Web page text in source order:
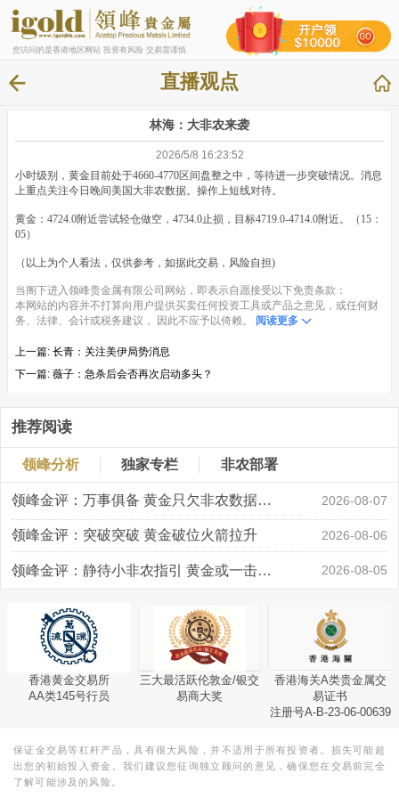
您访问的是香港地区网站 投资有风险 交易需谨慎
直播观点
林海：大非农来袭
2026/5/8 16:23:52
小时级别，黄金目前处于4660-4770区间盘整之中，等待进一步突破情况。消息
上重点关注今日晚间美国大非农数据。操作上短线对待。
黄金：4724.0附近尝试轻仓做空，4734.0止损，目标4719.0-4714.0附近。（15：
05）
（以上为个人看法，仅供参考，如据此交易，风险自担)
当阁下进入领峰贵金属有限公司网站，即表示自愿接受以下免责条款：
本网站的内容并不打算向用户提供买卖任何投资工具或产品之意见，或任何财
务、法律、会计或税务建议， 因此不应予以倚赖。
阅读更多
上一篇: 长青：关注美伊局势消息
下一篇: 薇子：急杀后会否再次启动多头？
推荐阅读
领峰分析 独家专栏 非农部署
领峰金评：万事俱备 黄金只欠非农数据“东风” 2026-08-07
领峰金评：突破突破 黄金破位火箭拉升 2026-08-06
领峰金评：静待小非农指引 黄金或一击破局 2026-08-05
香港黄金交易所
AA类145号行员
三大最活跃伦敦金/银交
易商大奖
香港海关A类贵金属交
易证书
注册号A-B-23-06-00639
保证金交易等杠杆产品，具有很大风险，并不适用于所有投资者。损失可能超
出您的初始投入资金。我们建议您征询独立顾问的意见，确保您在交易前完全
了解可能涉及的风险。